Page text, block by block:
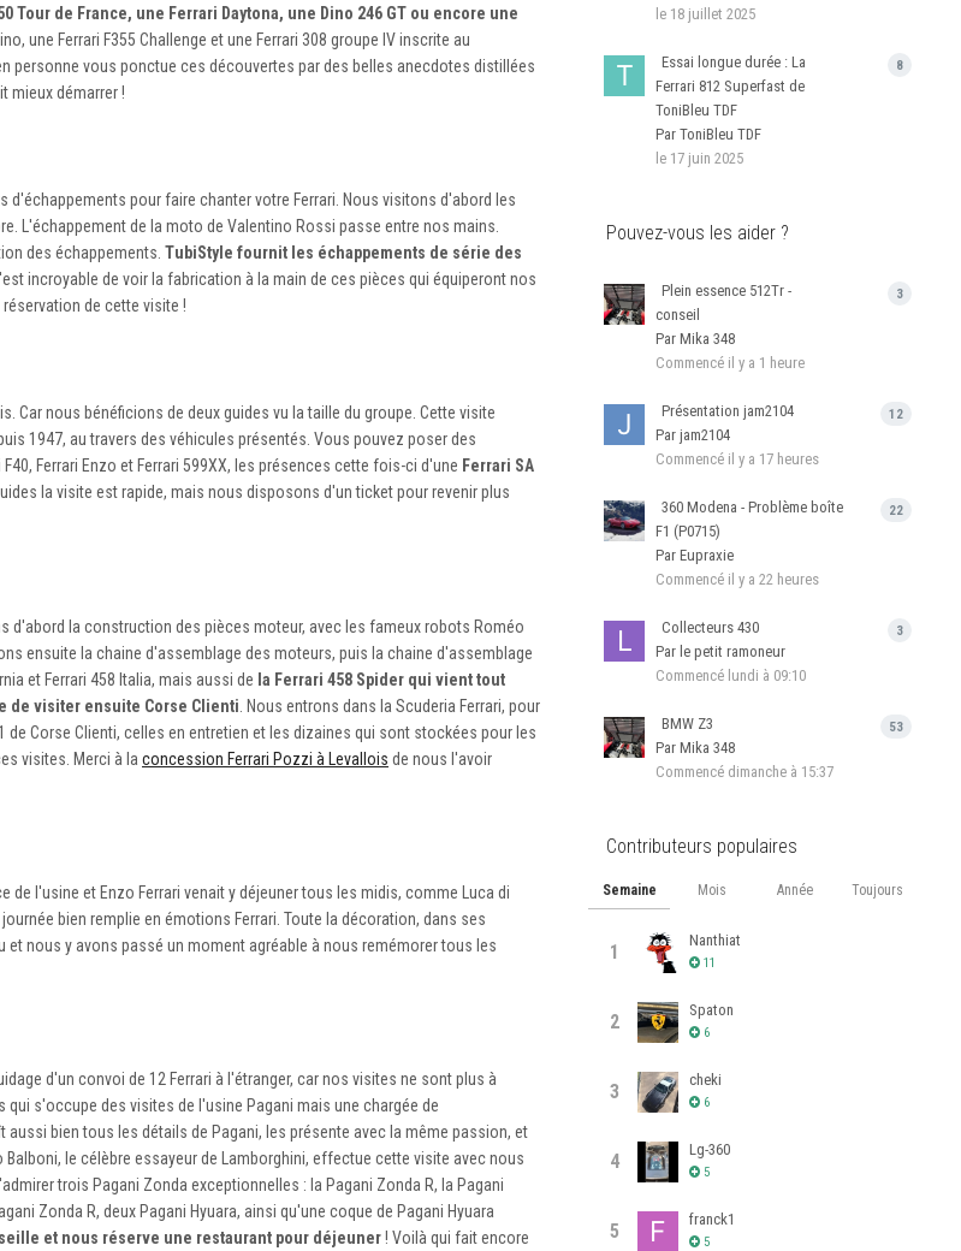
Tour de France, une Ferrari Daytona, une Dino 246 GT ou encore une
une Ferrari F355 Challenge et une Ferrari 308 groupe IV inscrite au
personne vous ponctue ces découvertes par des belles anecdotes distillées
mieux démarrer !
d'échappements pour faire chanter votre Ferrari. Nous visitons d'abord les
L'échappement de la moto de Valentino Rossi passe entre nos mains.
des échappements. TubiStyle fournit les échappements de série des
incroyable de voir la fabrication à la main de ces pièces qui équiperont nos
de cette visite !
Car nous bénéficions de deux guides vu la taille du groupe. Cette visite
1947, au travers des véhicules présentés. Vous pouvez poser des
Ferrari Enzo et Ferrari 599XX, les présences cette fois-ci d'une Ferrari SA
la visite est rapide, mais nous disposons d'un ticket pour revenir plus
d'abord la construction des pièces moteur, avec les fameux robots Roméo
ensuite la chaine d'assemblage des moteurs, puis la chaine d'assemblage
et Ferrari 458 Italia, mais aussi de la Ferrari 458 Spider qui vient tout
de visiter ensuite Corse Clienti . Nous entrons dans la Scuderia Ferrari, pour
Corse Clienti, celles en entretien et les dizaines qui sont stockées pour les
visites. Merci à la concession Ferrari Pozzi à Levallois de nous l'avoir
de l'usine et Enzo Ferrari venait y déjeuner tous les midis, comme Luca di
bien remplie en émotions Ferrari. Toute la décoration, dans ses
nous y avons passé un moment agréable à nous remémorer tous les
d'un convoi de 12 Ferrari à l'étranger, car nos visites ne sont plus à
qui s'occupe des visites de l'usine Pagani mais une chargée de
bien tous les détails de Pagani, les présente avec la même passion, et
le célèbre essayeur de Lamborghini, effectue cette visite avec nous
trois Pagani Zonda exceptionnelles : la Pagani Zonda R, la Pagani
Zonda R, deux Pagani Hyuara, ainsi qu'une coque de Pagani Hyuara
et nous réserve une restaurant pour déjeuner! Voilà qui fait encore
le 18 juillet 2025
8
Essai longue durée : La
Ferrari 812 Superfast de
ToniBleu TDF
Par ToniBleu TDF
le 17 juin 2025
Pouvez-vous les aider ?
3
Plein essence 512Tr -
conseil
Par Mika 348
Commencé il y a 1 heure
12
Présentation jam2104
Par jam2104
Commencé il y a 17 heures
22
360 Modena - Problème boîte
F1 (P0715)
Par Eupraxie
Commencé il y a 22 heures
3
Collecteurs 430
Par le petit ramoneur
Commencé lundi à 09:10
53
BMW Z3
Par Mika 348
Commencé dimanche à 15:37
Contributeurs populaires
Semaine Mois Année Toujours
1
Nanthiat
11
2
Spaton
6
3
cheki
6
4
Lg-360
5
5
franck1
5